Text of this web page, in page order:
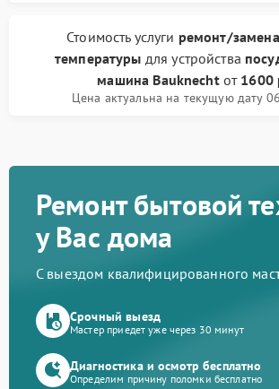
Стоимость услуги ремонт/
температуры для устройства
машина Bauknechtот 1600
Цена актуальна на текущую дату
Ремонт бытовой
у Вас дома
С выездом квалифицированного
Срочный выезд
Мастер приедет уже через 30 минут
Диагностика и осмотр бесплатно
Определим причину поломки бесплатно